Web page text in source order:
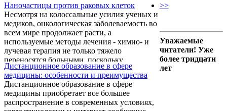
называется травматология и ортопедия -
специалисты этой сферы занимается ...
Наночастицы против раковых клеток
Несмотря на колоссальные усилия ученых и
медиков, онкологическая заболеваемость во
всем мире продолжает расти, а
используемые методы лечения - химио- и
лучевая терапия не только тяжело
переносятся больными, поскольку
оказывают негативное воздействие на весь
организм, но и в большинстве случаев дают
временный результат, а не полностью
побеждают болезнь. Поэтому одна из
важнейших задач науки - поиск новых,
Дистанционное образование в сфере
медицины: особенности и преимущества
Дистанционное образование в сфере
медицины приобретает все большее
распространение в современных условиях,
>>
Уважаемые
читатели! Уже
более тридцати
лет